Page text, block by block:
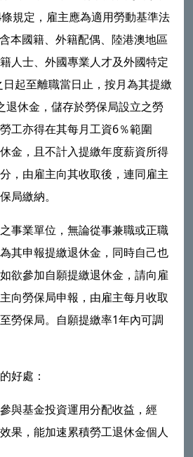
規定，雇主應為適用勞動基準法
本國籍、外籍配偶、陸港澳地區
人士、外國專業人才及外國特定
起至離職當日止，按月為其提繳
退休金，儲存於勞保局設立之勞
工亦得在其每月工資6％範圍
金，且不計入提繳年度薪資所得
，由雇主向其收取後，連同雇主
局繳納。
事業單位，無論從事兼職或正職
其申報提繳退休金，同時自己也
欲參加自願提繳退休金，請向雇
向勞保局申報，由雇主每月收取
勞保局。自願提繳率1年內可調
好處：
與基金投資運用分配收益，經
果，能加速累積勞工退休金個人